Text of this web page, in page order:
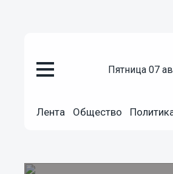
пятница 07
Лента Общество
09.04.201722:28